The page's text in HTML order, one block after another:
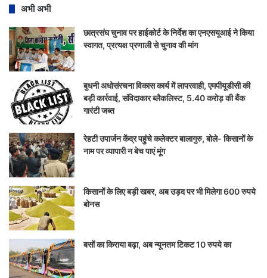
अभी अभी
छात्रसंघ चुनाव पर हाईकोर्ट के निर्देश का एनएसयूआई ने किया
स्वागत, प्रत्यक्ष प्रणाली से चुनाव की मांग
बुधनी अधोसंरचना विकास कार्य में लापरवाही, एमपीयूडीसी की
बड़ी कार्रवाई, संविदाकार ब्लैकलिस्ट, 5.40 करोड़ की बैंक
गारंटी जब्त
रेहटी उपार्जन केंद्र पहुंचे कलेक्टर बालागुरु, बोले- किसानों के
नाम पर व्यापारी न बेच पाएं मूंग
किसानों के लिए बड़ी खबर, अब उड़द पर भी मिलेगा 600 रुपये
बोनस
बसों का किराया बढ़ा, अब न्यूनतम टिकट 10 रुपये का